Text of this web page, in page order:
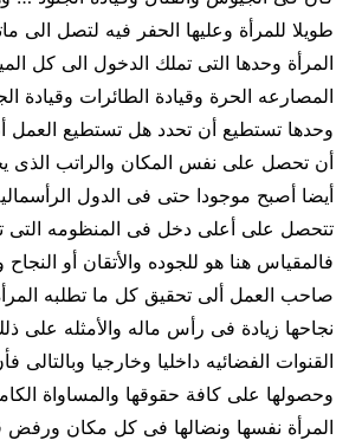
طويلا للمرأة وعليها الحفر فيه لتصل الى
المرأة وحدها التى تملك الدخول الى كل
المصارعه الحرة وقيادة الطائرات وقيادة
وحدها تستطيع أن تحدد هل تستطيع العمل
أن تحصل على نفس المكان والراتب الذى
أيضا أصبح موجودا حتى فى الدول
تتحصل على أعلى دخل فى المنظومه التى
فالمقياس هنا هو للجوده والأتقان أو
صاحب العمل ألى تحقيق كل ما تطلبه
نجاحها زيادة فى رأس ماله والأمثله على
القنوات الفضائيه داخليا وخارجيا وبالتالى
وحصولها على كافة حقوقها والمساواة
المرأة نفسها ونضالها فى كل مكان ورفض